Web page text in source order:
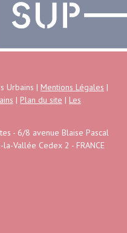
Urbains | Mentions Légales |
| Plan du site | Les
- 6/8 avenue Blaise Pascal
Vallée Cedex 2 - FRANCE